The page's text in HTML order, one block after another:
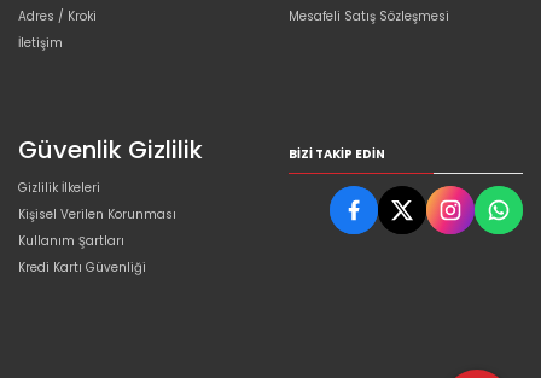
Adres / Kroki
İletişim
Mesafeli Satış Sözleşmesi
Güvenlik Gizlilik
Gizlilik İlkeleri
Kişisel Verilen Korunması
Kullanım Şartları
Kredi Kartı Güvenliği
BIZI TAKIP EDIN